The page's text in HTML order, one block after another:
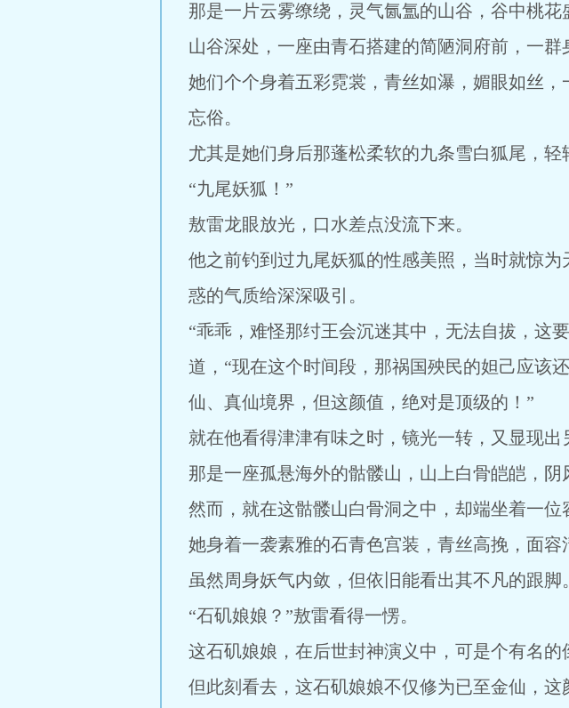
那是一片云雾缭绕，灵气氤氲的山谷，谷中桃花
山谷深处，一座由青石搭建的简陋洞府前，一群
她们个个身着五彩霓裳，青丝如瀑，媚眼如丝
忘俗。
尤其是她们身后那蓬松柔软的九条雪白狐尾，轻
“九尾妖狐！”
敖雷龙眼放光，口水差点没流下来。
他之前钓到过九尾妖狐的性感美照，当时就惊
惑的气质给深深吸引。
“乖乖，难怪那纣王会沉迷其中，无法自拔，这
道，“现在这个时间段，那祸国殃民的妲己应该
仙、真仙境界，但这颜值，绝对是顶级的！”
就在他看得津津有味之时，镜光一转，又显现出
那是一座孤悬海外的骷髅山，山上白骨皑皑，
然而，就在这骷髅山白骨洞之中，却端坐着一位
她身着一袭素雅的石青色宫装，青丝高挽，面
虽然周身妖气内敛，但依旧能看出其不凡的跟脚。
“石矶娘娘？”敖雷看得一愣。
这石矶娘娘，在后世封神演义中，可是个有名
但此刻看去，这石矶娘娘不仅修为已至金仙，